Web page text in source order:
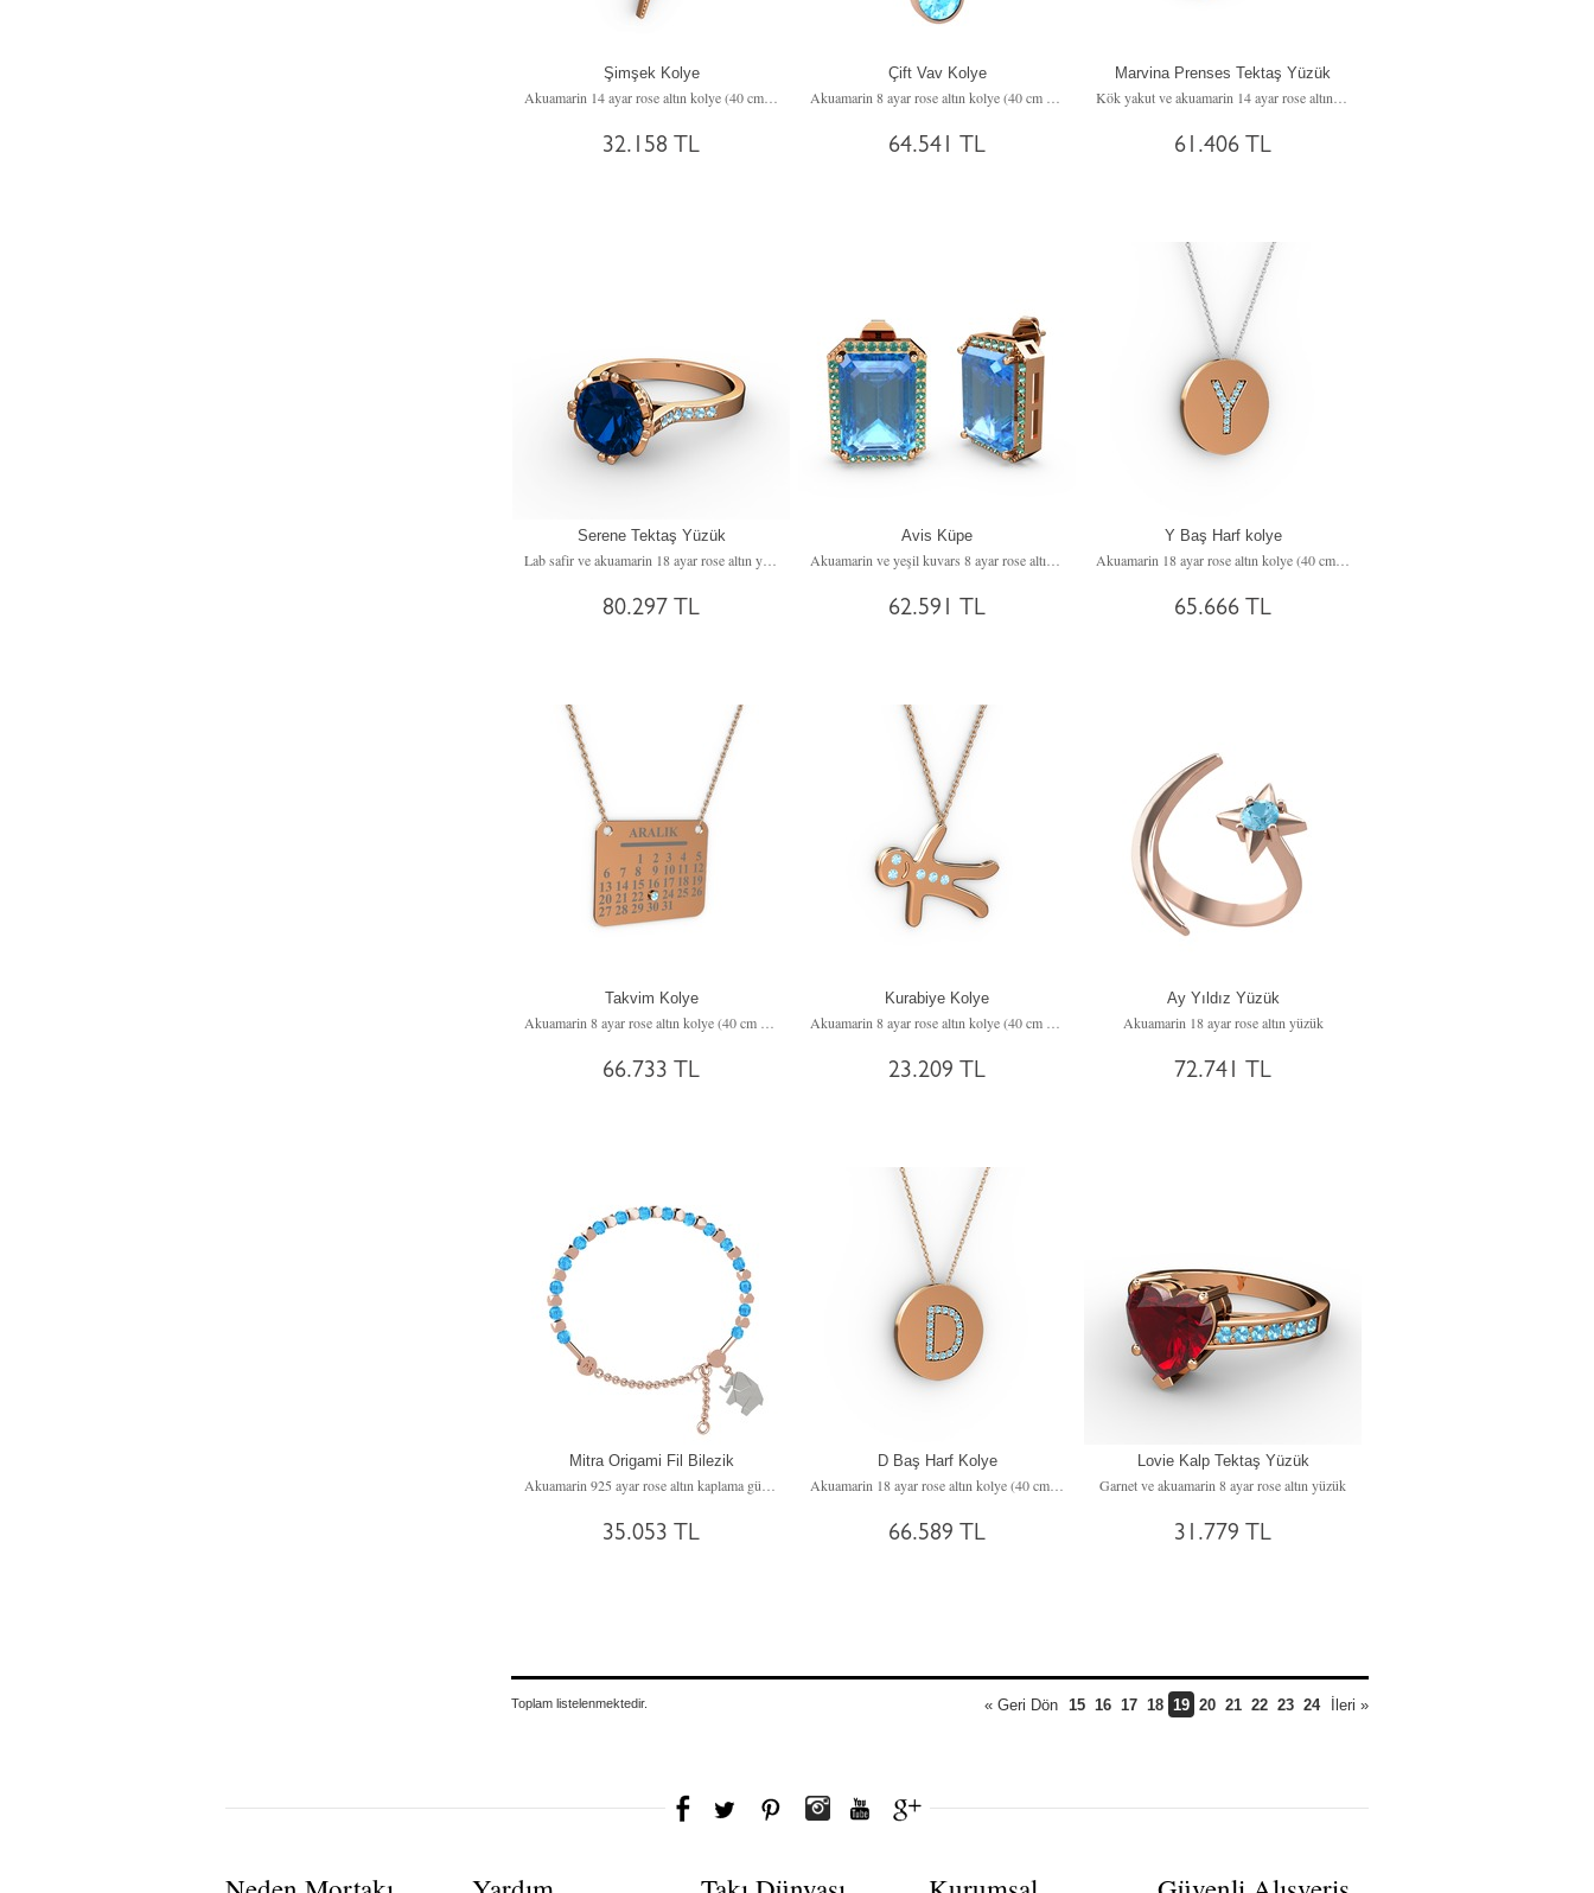
Şimşek Kolye
32.158 TL
Çift Vav Kolye
64.541 TL
Marvina Prenses Tektaş Yüzük
61.406 TL
Serene Tektaş Yüzük
80.297 TL
Avis Küpe
62.591 TL
Y Baş Harf kolye
65.666 TL
Takvim Kolye
66.733 TL
Kurabiye Kolye
23.209 TL
Ay Yıldız Yüzük
Akuamarin 18 ayar rose altın yüzük
72.741 TL
Mitra Origami Fil Bilezik
35.053 TL
D Baş Harf Kolye
66.589 TL
Lovie Kalp Tektaş Yüzük
Garnet ve akuamarin 8 ayar rose altın yüzük
31.779 TL
Toplam listelenmektedir. İleri »
15 16 17 18 19 20 21 22 23 24
« Geri Dön